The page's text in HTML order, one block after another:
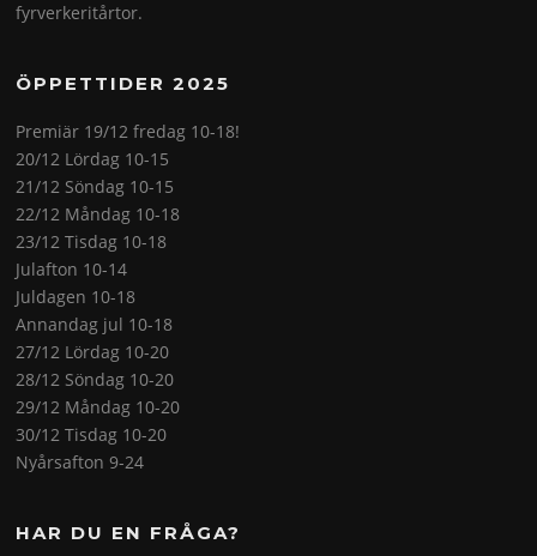
fyrverkeritårtor.
ÖPPETTIDER 2025
Premiär 19/12 fredag 10-18!
20/12 Lördag 10-15
21/12 Söndag 10-15
22/12 Måndag 10-18
23/12 Tisdag 10-18
Julafton 10-14
Juldagen 10-18
Annandag jul 10-18
27/12 Lördag 10-20
28/12 Söndag 10-20
29/12 Måndag 10-20
30/12 Tisdag 10-20
Nyårsafton 9-24
HAR DU EN FRÅGA?